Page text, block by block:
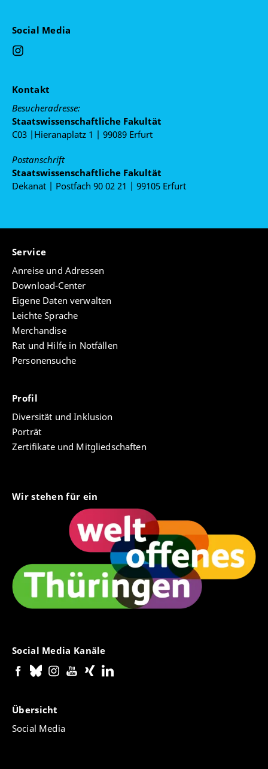
Social Media
Kontakt
Besucheradresse:
Staatswissenschaftliche Fakultät
C03 |Hieranaplatz 1 | 99089 Erfurt
Postanschrift
Staatswissenschaftliche Fakultät
Dekanat | Postfach 90 02 21 | 99105 Erfurt
Service
Anreise und Adressen
Download-Center
Eigene Daten verwalten
Leichte Sprache
Merchandise
Rat und Hilfe in Notfällen
Personensuche
Profil
Diversität und Inklusion
Porträt
Zertifikate und Mitgliedschaften
Wir stehen für ein
Social Media Kanäle
Übersicht
Social Media